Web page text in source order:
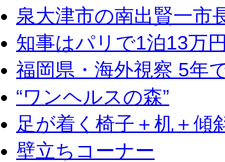
泉大津市の南出賢一市
知事はパリで1泊13万
福岡県・海外視察 5年
“ワンヘルスの森”
足が着く椅子＋机＋傾
壁立ちコーナー